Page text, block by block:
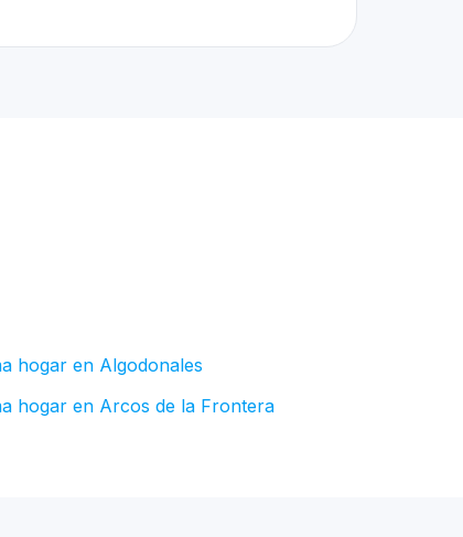
hogar en Algodonales
hogar en Arcos de la Frontera